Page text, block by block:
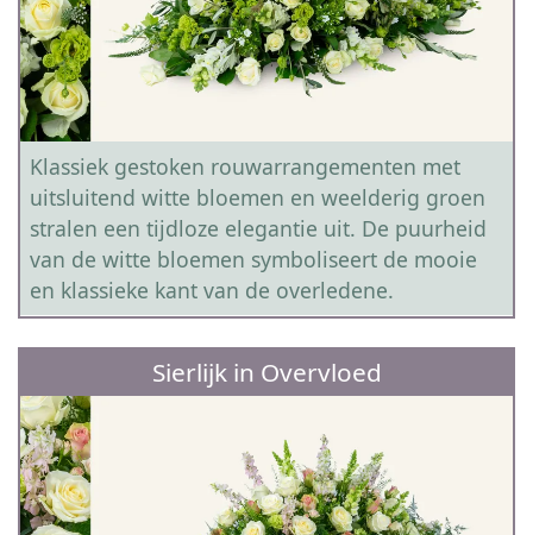
Klassiek gestoken rouwarrangementen met
uitsluitend witte bloemen en weelderig groen
stralen een tijdloze elegantie uit. De puurheid
van de witte bloemen symboliseert de mooie
en klassieke kant van de overledene.
Sierlijk in Overvloed